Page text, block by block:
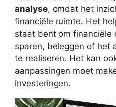
analyse, omdat het
financiële ruimte. Het
staat bent om financiële
sparen, beleggen of het
te realiseren. Het kan
aanpassingen moet
investeringen.